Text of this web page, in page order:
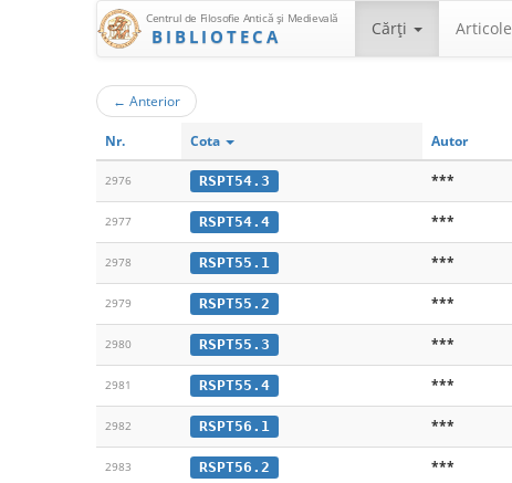
Centrul de Filosofie Antică şi Medievală
BIBLIOTECA Cărţi Articole
← Anterior
Nr. Cota Autor
2976 RSPT54.3 ***
2977 RSPT54.4 ***
2978 RSPT55.1 ***
2979 RSPT55.2 ***
2980 RSPT55.3 ***
2981 RSPT55.4 ***
2982 RSPT56.1 ***
2983 RSPT56.2 ***